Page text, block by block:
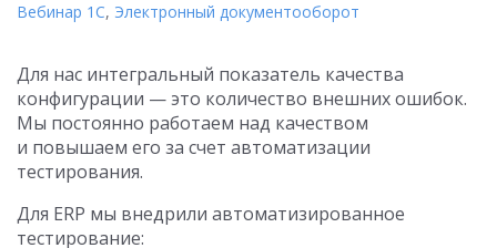
Вебинар 1С, Электронный документооборот
Для нас интегральный показатель качества
конфигурации — это количество внешних ошибок.
Мы постоянно работаем над качеством
и повышаем его за счет автоматизации
тестирования.
Для ERP мы внедрили автоматизированное
тестирование: